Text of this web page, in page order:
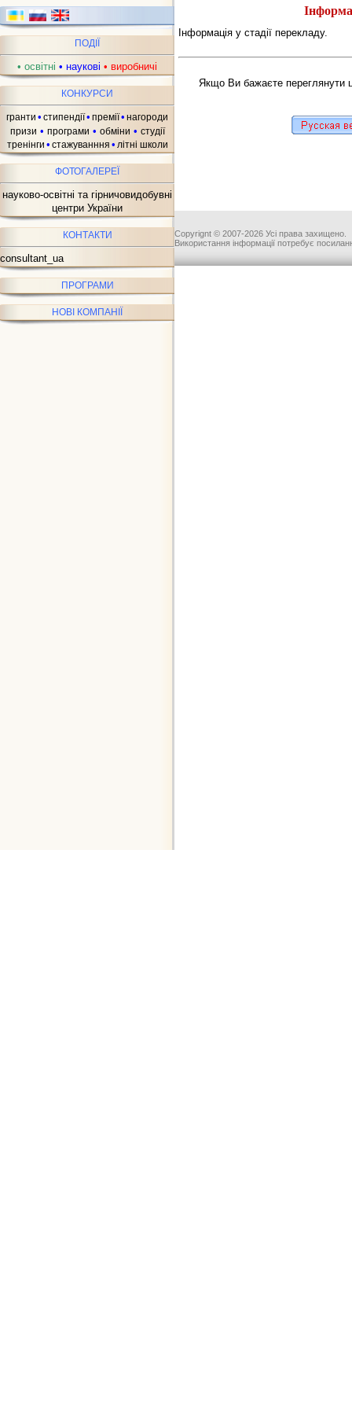
ПОДІЇ
• освітні • наукові • виробничі
КОНКУРСИ
гранти • стипендії• премії• нагороди
призи • програми • обміни • студії
тренінги • стажуванння • літні школи
ФОТОГАЛЕРЕЇ
науково-освітні та гірничовидобувні
центри України
КОНТАКТИ
consultant_ua
ПРОГРАМИ
НОВІ КОМПАНІЇ
Інформація у стадії перекладу.
Якщо Ви бажаєте переглянути
Copyrignt © 2007-2026 Усі права захищено.
Використання інформації потребує